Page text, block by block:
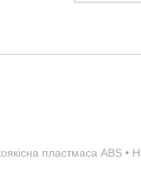
пластмаса ABS •